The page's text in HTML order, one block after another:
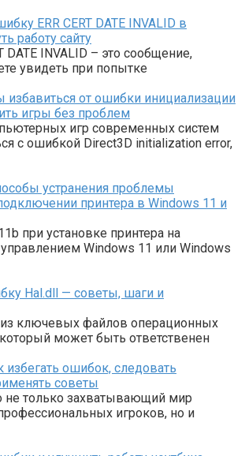
ERR CERT DATE INVALID в
работу сайту
DATE INVALID – это сообщение,
увидеть при попытке
избавиться от ошибки инициализации
игры без проблем
игр современных систем
с ошибкой Direct3D initialization error,
устранения проблемы
принтера в Windows 11 и
при установке принтера на
Windows 11 или Windows
Hal.dll — советы, шаги и
из ключевых файлов операционных
может быть ответственен
избегать ошибок, следовать
советы
не только захватывающий мир
игроков, но и